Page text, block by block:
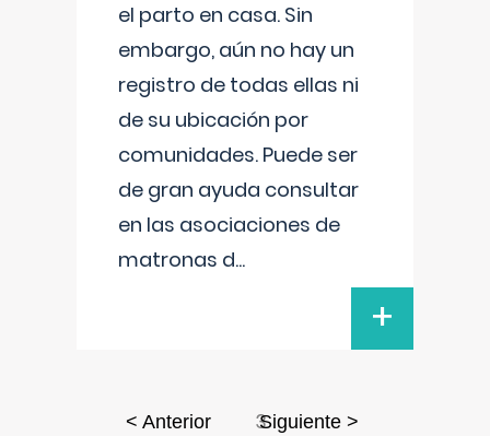
el parto en casa. Sin
embargo, aún no hay un
registro de todas ellas ni
de su ubicación por
comunidades. Puede ser
de gran ayuda consultar
en las asociaciones de
matronas d...
+
< Anterior 3Siguiente >